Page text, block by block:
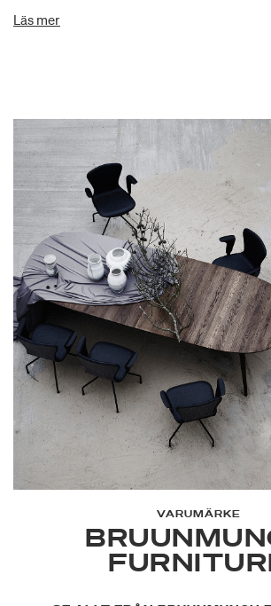
till designen från mitten av 1900-talet och
designen från mitten av 1900-talet
skulpterade form en sittupplevelse som är
den är snygg. Varje detalj har noggrant
säkerställa att stilfullt sittande också
sittande. Den robusta träramen är
material som garanterar hållbarhet och
användning. Varje raffinerad detalj, från det
träet till den noggrant klädda sitsen, vittnar
ligger bakom varje Chiara-stol. Stolen är
och förkroppsligar ett arv av konstnärskap
bär stolt märket av europeiskt hantverk
kontinentens rykte om att producera
och designstandard. Ramen är tillverkad av
ryggstöd i formpressad ekfanér. Sitsen är
hantverkare som noggrant väljer ut och
som används för klädseln. Skalet består av
FSC-certifierad ekfanér, klädd med 20 mm
certifierat kallhärdat skum, vilket ger en
Sitsen finns i anilinläder Davos i 3 färger:
Läs mer
VARUMÄRKE